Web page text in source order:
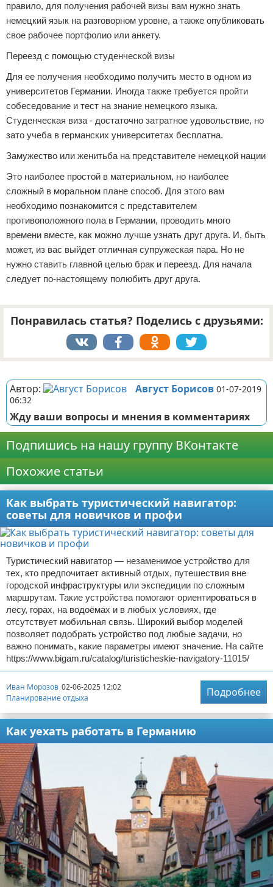
правило, для получения рабочей визы вам нужно знать
немецкий язык на разговорном уровне, а также опубликовать
свое рабочее портфолио или анкету.
Переезд с помощью студенческой визы
Для ее получения необходимо получить место в одном из
университетов Германии. Иногда также требуется пройти
собеседование и тест на знание немецкого языка.
Студенческая виза - достаточно затратное удовольствие, но
зато учеба в германских университетах бесплатна.
Замужество или женитьба на представителе немецкой нации
Это наиболее простой в материальном, но наиболее
сложный в моральном плане способ. Для этого вам
необходимо познакомится с представителем
противоположного пола в Германии, проводить много
времени вместе, как можно лучше узнать друг друга. И, быть
может, из вас выйдет отличная супружеская пара. Но не
нужно ставить главной целью брак и переезд. Для начала
следует по-настоящему полюбить друг друга.
Понравилась статья? Поделись с друзьями:
Автор: Август Борисов 01-07-2019
06:32
Жду ваши вопросы и мнения в комментариях
Подпишись на нашу группу ВКонтакте
Похожие статьи
Как выбрать туристический навигатор:
советы для новичков и профи
Туристический навигатор — незаменимое устройство для
тех, кто предпочитает активный отдых, путешествия вне
городской инфраструктуры или экспедиции по сложным
маршрутам. Такие устройства помогают ориентироваться в
лесу, горах, на водоёмах и в любых условиях, где
отсутствует мобильная связь. Широкий выбор моделей
позволяет подобрать устройство под любые задачи, но
важно понимать, какие параметры имеют значение. На сайте
https://www.bigam.ru/catalog/turisticheskie-navigatory-11015/
Иван Морозов 02-06-2025 12:02
Планирование отдыха
Подробнее
Как уехать работать в Германию